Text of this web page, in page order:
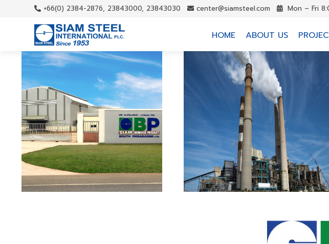
+66(0) 2384-2876, 23843000, 23843030 center@siamsteel.com Mon – Fri
HOME ABOUT US